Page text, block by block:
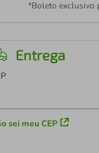
*Boleto exclusivo
Entrega
sei meu CEP